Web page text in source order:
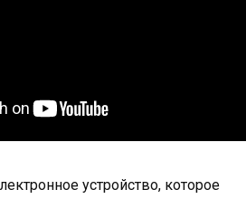
устройство, которое